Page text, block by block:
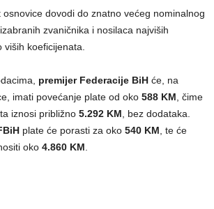
dovodi do znatno većeg nominalnog
zvaničnika i nosilaca najviših
viših koeficijenata.
premijer Federacije BiH će, na
imati povećanje plate od oko 588 KM, čime
iznosi približno 5.292 KM, bez dodataka.
plate će porasti za oko 540 KM, te će
oko 4.860 KM.